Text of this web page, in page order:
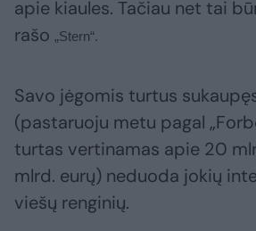
apie kiaules. Tačiau net tai
rašo „Stern“.
Savo jėgomis turtus
(pastaruoju metu pagal
turtas vertinamas apie 20
mlrd. eurų) neduoda jokių
viešų renginių.